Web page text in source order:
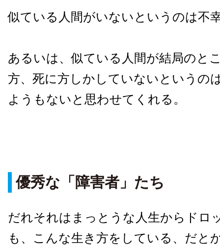
似ている人間がいないというのは不
あるいは、似ている人間が結局のと
方、死に方しかしていないというの
ようもないと思わせてくれる。
優秀な「障害者」たち
だれそれはまっとうな人生からドロ
も、こんな生き方をしている、だと